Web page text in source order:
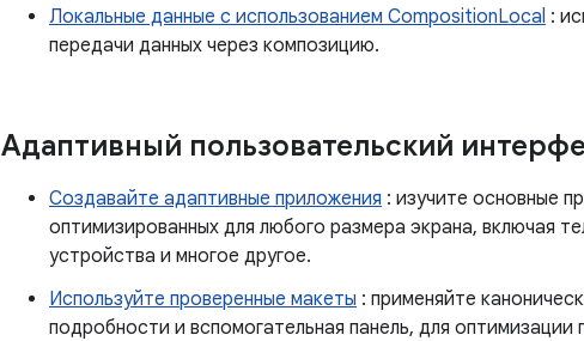
Локальные данные с использованием CompositionLocal :
передачи данных через композицию.
Адаптивный пользовательский
Создавайте адаптивные приложения : изучите основные
оптимизированных для любого размера экрана, включая
устройства и многое другое.
Используйте проверенные макеты : применяйте
подробности и вспомогательная панель, для оптимизации